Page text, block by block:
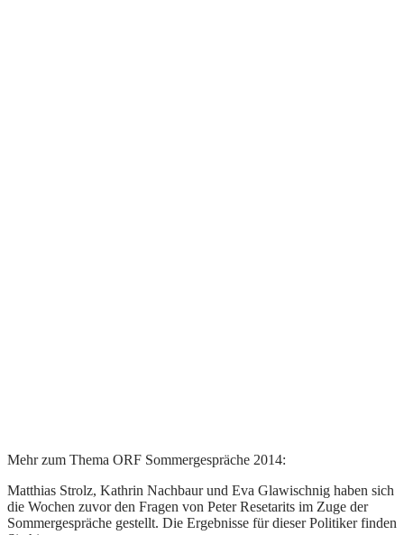
Mehr zum Thema ORF Sommergespräche 2014:
Matthias Strolz, Kathrin Nachbaur und Eva Glawischnig haben sich
die Wochen zuvor den Fragen von Peter Resetarits im Zuge der
Sommergespräche gestellt. Die Ergebnisse für dieser Politiker finden